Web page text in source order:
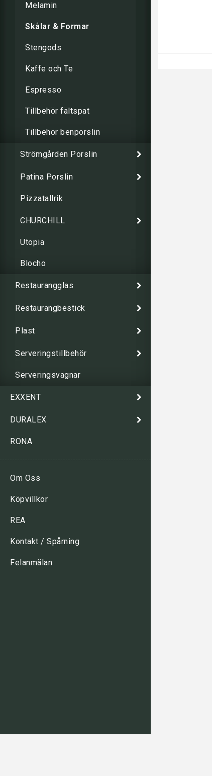
Melamin
Skålar & Formar
Stengods
Kaffe och Te
Espresso
Tillbehör fältspat
Tillbehör benporslin
Strömgården Porslin
Patina Porslin
Pizzatallrik
CHURCHILL
Utopia
Blocho
Restaurangglas
Restaurangbestick
Plast
Serveringstillbehör
Serveringsvagnar
EXXENT
DURALEX
RONA
Om Oss
Köpvillkor
REA
Kontakt / Spårning
Felanmälan